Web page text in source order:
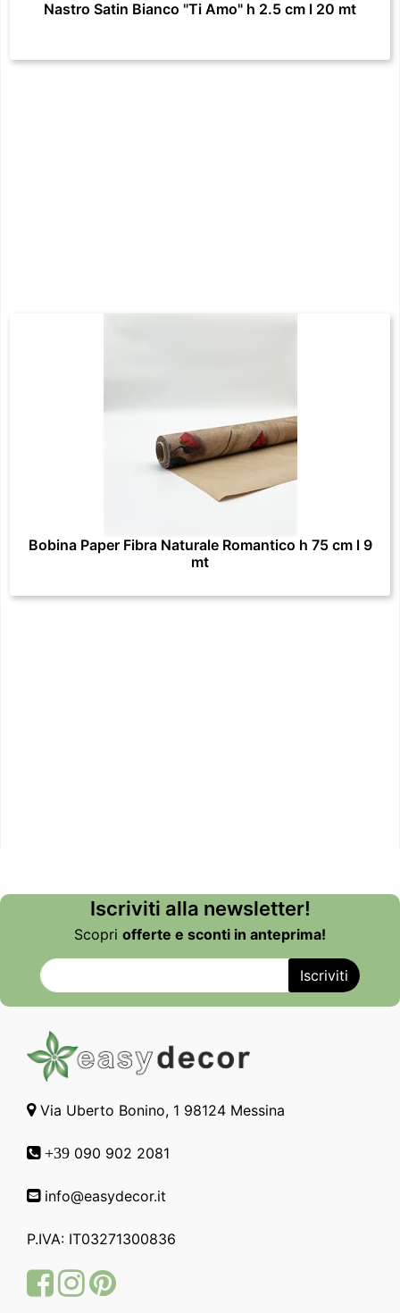
Nastro Satin Bianco "Ti Amo" h 2.5 cm l 20 mt
Bobina Paper Fibra Naturale Romantico h 75 cm l 9
mt
Iscriviti alla newsletter!
Scopri offerte e sconti in anteprima!
Via Uberto Bonino, 1 98124 Messina
+39 090 902 2081
info@easydecor.it
P.IVA: IT03271300836
FacebookInstagram
Pinterest